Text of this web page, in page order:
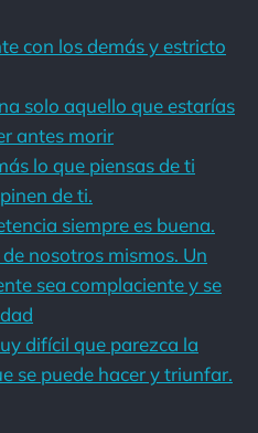
con los demás y estricto
solo aquello que estarías
antes morir
lo que piensas de ti
de ti.
siempre es buena.
nosotros mismos. Un
sea complaciente y se
difícil que parezca la
se puede hacer y triunfar.